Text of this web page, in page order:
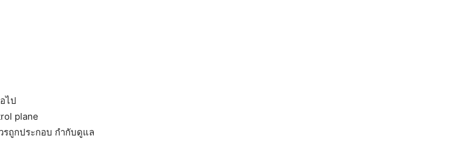
ไป
plane
รถูกประกอบ กำกับดูแล